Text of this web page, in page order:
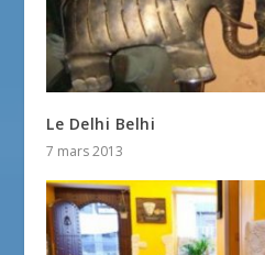
Le Delhi Belhi
7 mars 2013